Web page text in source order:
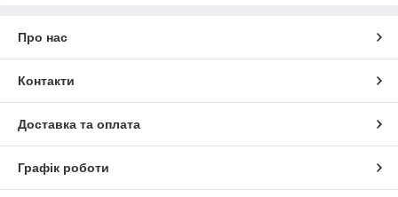
Про нас
Контакти
Доставка та оплата
Графік роботи